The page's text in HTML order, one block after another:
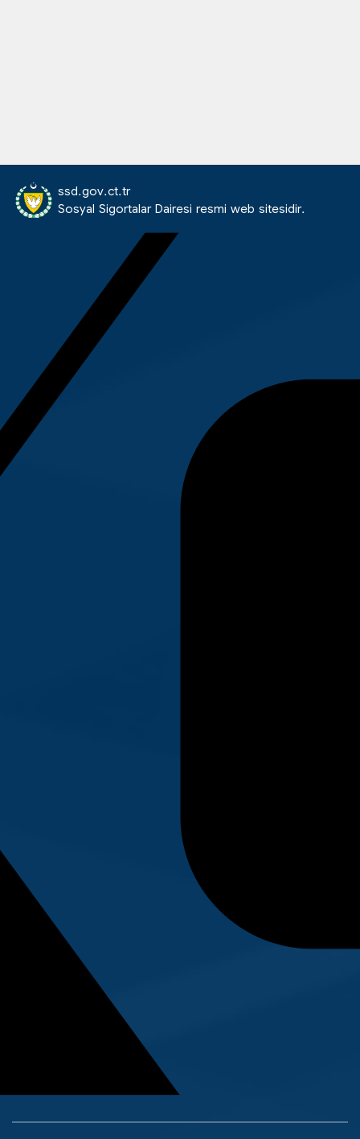
ssd.gov.ct.tr
Sosyal Sigortalar Dairesi resmi web sitesidir.